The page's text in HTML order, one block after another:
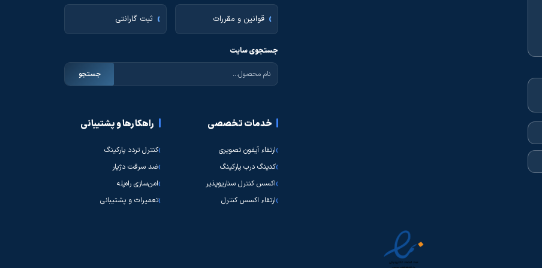
قوانین و مقررات ثبت گارانتی
جستجوی سایت
جستجو
خدمات تخصصی
ارتقاء آیفون تصویری
کدینگ درب پارکینگ
اکسس کنترل سناریوپذیر
ارتقاء اکسس کنترل
راهکارها و پشتیبانی
کنترل تردد پارکینگ
ضد سرقت دژیار
امن‌سازی راه‌پله
تعمیرات و پشتیبانی